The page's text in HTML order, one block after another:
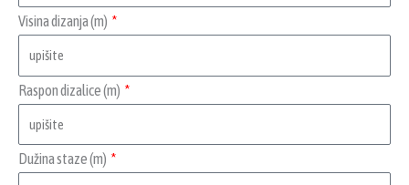
Visina dizanja (m)
Raspon dizalice (m)
Dužina staze (m)